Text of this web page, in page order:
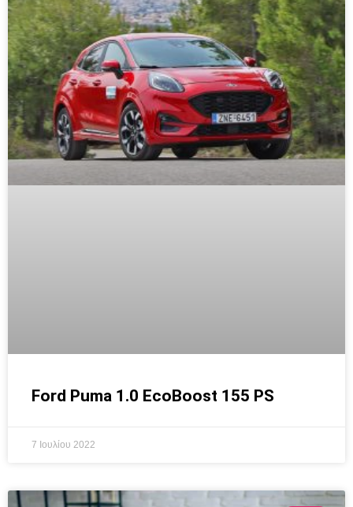
Ford Puma 1.0 EcoBoost 155 PS
7 Ιουλίου 2022